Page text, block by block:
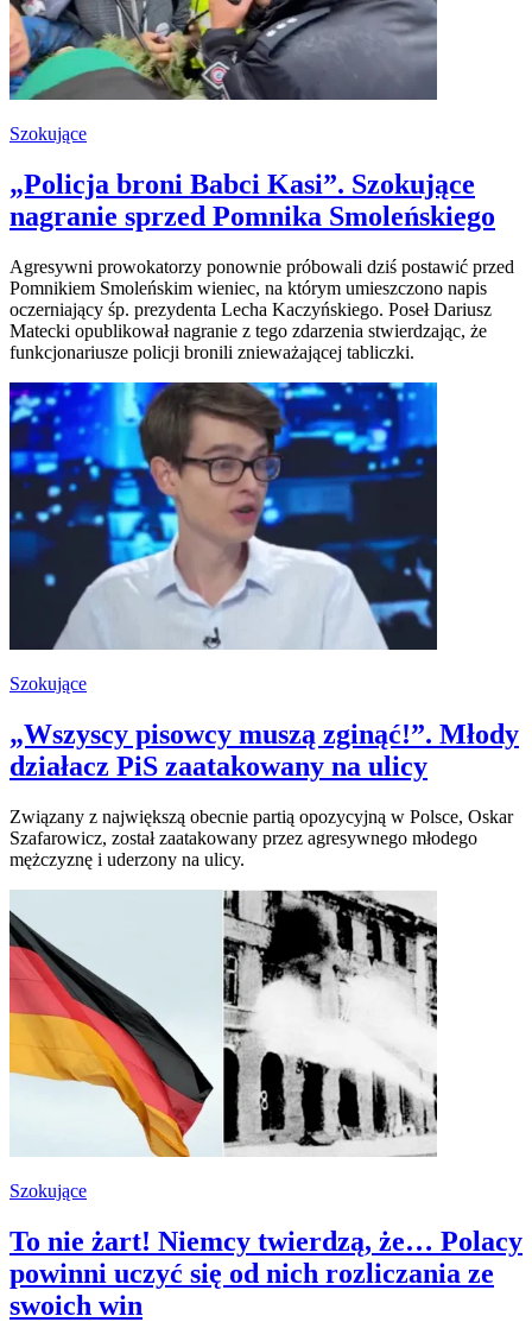
Szokujące
„Policja broni Babci Kasi”. Szokujące
nagranie sprzed Pomnika Smoleńskiego
Agresywni prowokatorzy ponownie próbowali dziś postawić przed
Pomnikiem Smoleńskim wieniec, na którym umieszczono napis
oczerniający śp. prezydenta Lecha Kaczyńskiego. Poseł Dariusz
Matecki opublikował nagranie z tego zdarzenia stwierdzając, że
funkcjonariusze policji bronili znieważającej tabliczki.
Szokujące
„Wszyscy pisowcy muszą zginąć!”. Młody
działacz PiS zaatakowany na ulicy
Związany z największą obecnie partią opozycyjną w Polsce, Oskar
Szafarowicz, został zaatakowany przez agresywnego młodego
mężczyznę i uderzony na ulicy.
Szokujące
To nie żart! Niemcy twierdzą, że… Polacy
powinni uczyć się od nich rozliczania ze
swoich win